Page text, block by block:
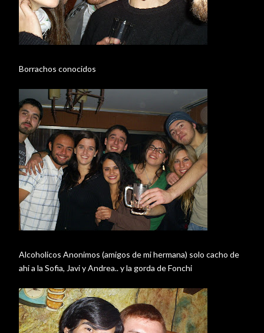
Borrachos conocidos
Alcoholicos Anonimos (amigos de mi hermana) solo cacho de
ahi a la Sofia, Javi y Andrea.. y la gorda de Fonchi